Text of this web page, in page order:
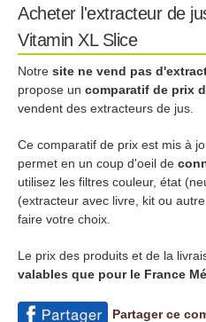
Acheter l'extracteur de
Vitamin XL Slice
Notre site ne vend pas
propose un comparatif de prix
vendent des extracteurs de jus.
Ce comparatif de prix est mis à
permet en un coup d'oeil de
utilisez les filtres couleur, état
(extracteur avec livre, kit ou
faire votre choix.
Le prix des produits et de la
valables que pour le France
Partager ce